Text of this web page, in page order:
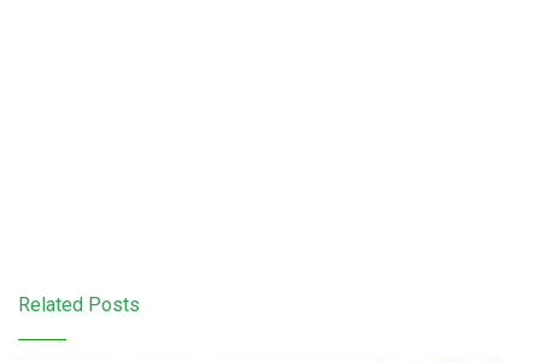
Related Posts